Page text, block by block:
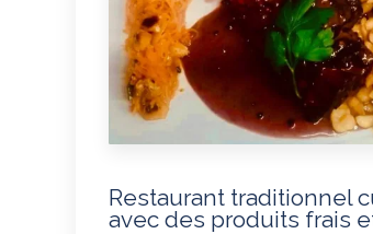
Restaurant traditionnel
avec des produits frais